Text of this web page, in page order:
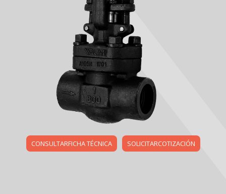
CONSULTARFICHA TÉCNICA SOLICITARCOTIZACIÓN